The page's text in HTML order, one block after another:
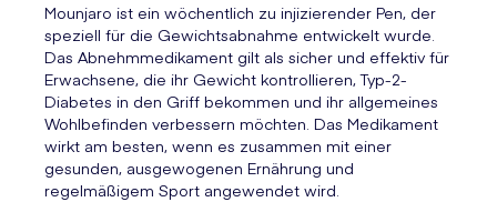
Mounjaro ist ein wöchentlich zu injizierender Pen, der
speziell für die Gewichtsabnahme entwickelt wurde.
Das Abnehmmedikament gilt als sicher und effektiv für
Erwachsene, die ihr Gewicht kontrollieren, Typ-2-
Diabetes in den Griff bekommen und ihr allgemeines
Wohlbefinden verbessern möchten. Das Medikament
wirkt am besten, wenn es zusammen mit einer
gesunden, ausgewogenen Ernährung und
regelmäßigem Sport angewendet wird.